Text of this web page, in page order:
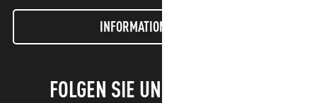
INFORMATIONEN LETTER
FOLGEN SIE UNS!